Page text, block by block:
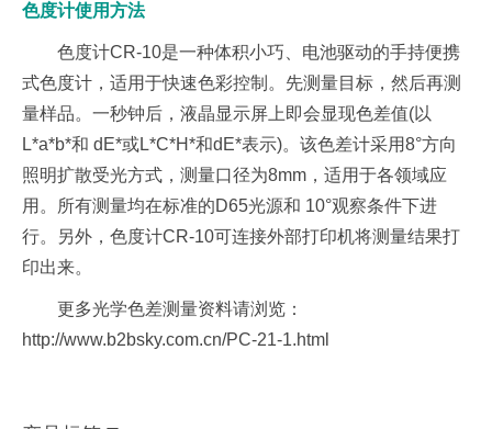
色度计使用方法
色度计CR-10是一种体积小巧、电池驱动的手持便携
式色度计，适用于快速色彩控制。先测量目标，然后再测
量样品。一秒钟后，液晶显示屏上即会显现色差值(以
L*a*b*和 dE*或L*C*H*和dE*表示)。该色差计采用8°方向
照明扩散受光方式，测量口径为8mm，适用于各领域应
用。所有测量均在标准的D65光源和 10°观察条件下进
行。另外，色度计CR-10可连接外部打印机将测量结果打
印出来。
更多光学色差测量资料请浏览：
http://www.b2bsky.com.cn/PC-21-1.html